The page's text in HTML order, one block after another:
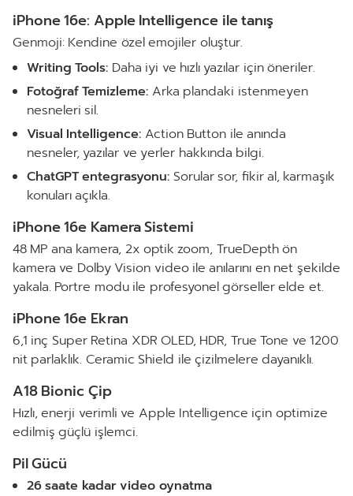
iPhone 16e: Apple Intelligence ile tanış
Genmoji: Kendine özel emojiler oluştur.
Writing Tools: Daha iyi ve hızlı yazılar için öneriler.
Fotoğraf Temizleme: Arka plandaki istenmeyen
nesneleri sil.
Visual Intelligence: Action Button ile anında
nesneler, yazılar ve yerler hakkında bilgi.
ChatGPT entegrasyonu: Sorular sor, fikir al, karmaşık
konuları açıkla.
iPhone 16e Kamera Sistemi
48 MP ana kamera, 2x optik zoom, TrueDepth ön
kamera ve Dolby Vision video ile anılarını en net şekilde
yakala. Portre modu ile profesyonel görseller elde et.
iPhone 16e Ekran
6,1 inç Super Retina XDR OLED, HDR, True Tone ve 1200
nit parlaklık. Ceramic Shield ile çizilmelere dayanıklı.
A18 Bionic Çip
Hızlı, enerji verimli ve Apple Intelligence için optimize
edilmiş güçlü işlemci.
Pil Gücü
26 saate kadar video oynatma